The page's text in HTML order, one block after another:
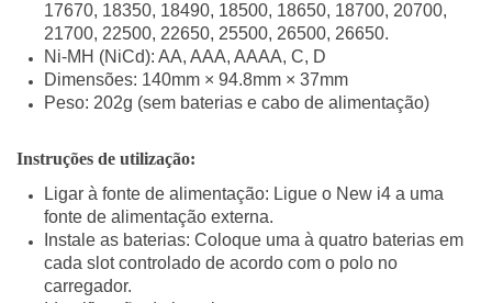
17670, 18350, 18490, 18500, 18650, 18700, 20700,
21700, 22500, 22650, 25500, 26500, 26650.
Ni-MH (NiCd): AA, AAA, AAAA, C, D
Dimensões: 140mm × 94.8mm × 37mm
Peso: 202g (sem baterias e cabo de alimentação)
Instruções de utilização:
Ligar à fonte de alimentação: Ligue o New i4 a uma
fonte de alimentação externa.
Instale as baterias: Coloque uma à quatro baterias em
cada slot controlado de acordo com o polo no
carregador.